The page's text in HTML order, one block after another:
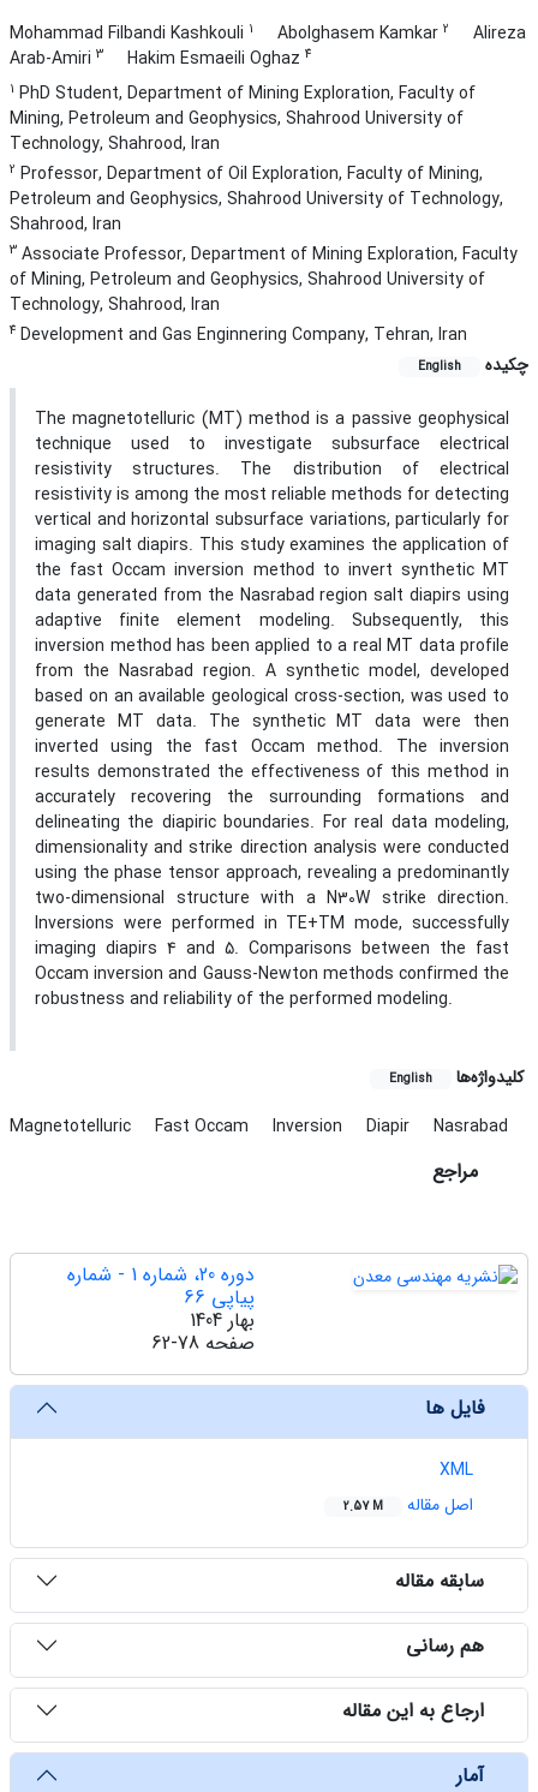
Mohammad Filbandi Kashkouli 1 Abolghasem Kamkar 2
Alireza
Arab-Amiri 3 Hakim Esmaeili Oghaz 4
1 PhD Student, Department of Mining Exploration, Faculty of
Mining, Petroleum and Geophysics, Shahrood University of
Technology, Shahrood, Iran
2 Professor, Department of Oil Exploration, Faculty of Mining,
Petroleum and Geophysics, Shahrood University of Technology,
Shahrood, Iran
3 Associate Professor, Department of Mining Exploration, Faculty
of Mining, Petroleum and Geophysics, Shahrood University of
Technology, Shahrood, Iran
4 Development and Gas Enginnering Company, Tehran, Iran
چکیده
English
The magnetotelluric (MT) method is a passive geophysical
technique used to investigate subsurface electrical
resistivity structures. The distribution of electrical
resistivity is among the most reliable methods for detecting
vertical and horizontal subsurface variations, particularly for
imaging salt diapirs. This study examines the application of
the fast Occam inversion method to invert synthetic MT
data generated from the Nasrabad region salt diapirs using
adaptive finite element modeling. Subsequently, this
inversion method has been applied to a real MT data profile
from the Nasrabad region. A synthetic model, developed
based on an available geological cross-section, was used to
generate MT data. The synthetic MT data were then
inverted using the fast Occam method. The inversion
results demonstrated the effectiveness of this method in
accurately recovering the surrounding formations and
delineating the diapiric boundaries. For real data modeling,
dimensionality and strike direction analysis were conducted
using the phase tensor approach, revealing a predominantly
two-dimensional structure with a N30W strike direction.
Inversions were performed in TE+TM mode, successfully
imaging diapirs 4 and 5. Comparisons between the fast
Occam inversion and Gauss-Newton methods confirmed the
robustness and reliability of the performed modeling.
کلیدواژه‌ها English
Magnetotelluric Fast Occam Inversion Diapir Nasrabad
مراجع
دوره 20، شماره 1 - شماره
پیاپی 66
بهار 1404
صفحه 62-78
فایل ها
XML
اصل مقاله
2.57 M
سابقه مقاله
هم رسانی
ارجاع به این مقاله
آمار